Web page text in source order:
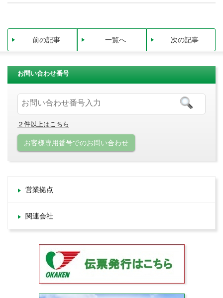
前の記事 一覧へ 次の記事
お問い合わせ番号
２件以上はこちら
お客様専用番号でのお問い合わせ
営業拠点
関連会社